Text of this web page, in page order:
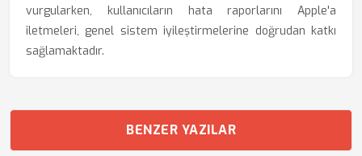
vurgularken, kullanıcıların hata raporlarını Apple'a
iletmeleri, genel sistem iyileştirmelerine doğrudan katkı
sağlamaktadır.
BENZER YAZILAR